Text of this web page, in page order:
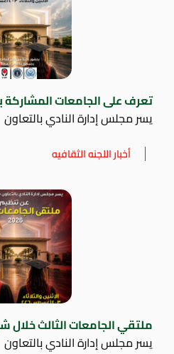
تعرف على الجامعات المشاركة
يسر مجلس إدارة النادي بالتعاون
أخبار اللجنه الثقافيه
ملتقي الجامعات الثالث
يسر مجلس إدارة النادي بالتعاون